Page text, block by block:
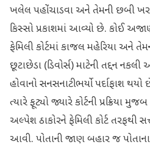
ખલેલ પહોંચાડવા અને તેમની છબી
કિસ્સો પ્રકાશમાં આવ્યો છે. કોઈ
ફેમિલી કોર્ટમાં કાજલ મહેરિયા અને
છૂટાછેડા (ડિવોર્સ) માટેની તદ્દન
હોવાનો સનસનાટીભર્યો પર્દાફાશ
ત્યારે ફૂટ્યો જ્યારે કોર્ટની પ્રક્રિયા
અલ્પેશ ઠાકોરને ફેમિલી કોર્ટ તરફથી
આવી. પોતાની જાણ બહાર જ પોતાના